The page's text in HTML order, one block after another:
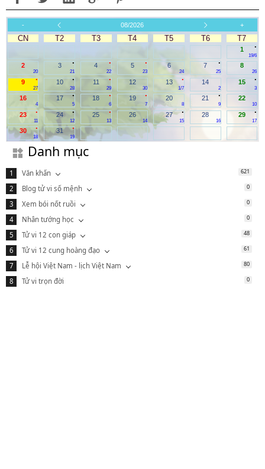
- 08/2026 +
CN T2 T3 T4 T5 T6 T7
.
1
19/6
2
20
.
3
21
.
4
22
.
5
23
6
24
.
7
25
8
26
.
9
27
.
10
28
.
11
29
12
30
.
13
1/7
14
2
.
15
3
16
4
.
17
5
.
18
6
.
19
7
20
8
.
21
9
22
10
.
23
11
.
24
12
.
25
13
26
14
.
27
15
28
16
.
29
17
.
30
18
.
31
19
Danh mục
Văn khấn 621
Blog tử vi số mệnh 0
Xem bói nốt ruồi 0
Nhân tướng học 0
Tử vi 12 con giáp 48
Tử vi 12 cung hoàng đạo 61
Lễ hội Việt Nam - lịch Việt Nam 80
Tử vi trọn đời 0